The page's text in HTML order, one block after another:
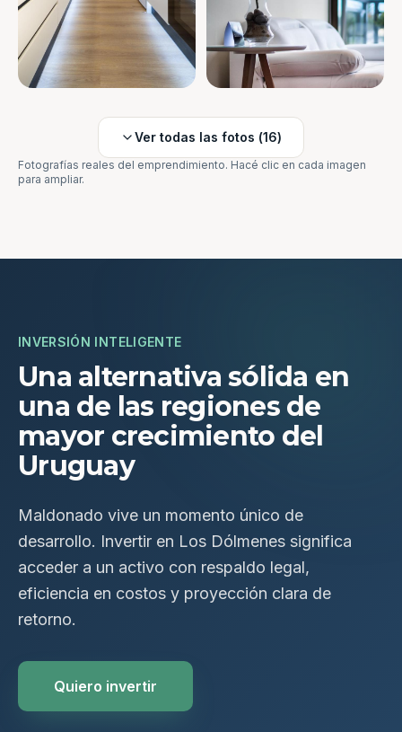
Ver todas las fotos (16)
Fotografías reales del emprendimiento. Hacé clic en cada imagen
para ampliar.
INVERSIÓN INTELIGENTE
Una alternativa sólida en
una de las regiones de
mayor crecimiento del
Uruguay
Maldonado vive un momento único de
desarrollo. Invertir en Los Dólmenes significa
acceder a un activo con respaldo legal,
eficiencia en costos y proyección clara de
retorno.
Quiero invertir